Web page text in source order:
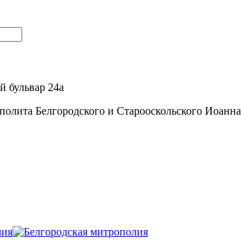
бульвар 24а
Белгородского и Старооскольского Иоанна